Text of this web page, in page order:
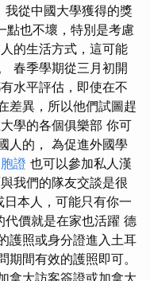
從中國大學獲得的獎
也不壞，特別是考慮
的生活方式，這可能
春季學期從三月初開
水平評估，即使在不
差異，所以他們試圖趕
學的各個俱樂部 你可
人的， 為促進外國學
證 也可以參加私人漢
我們的隊友交談是很
本人，可能只有你一
價就是在家也活躍 德
護照或身分證進入土耳
間有效的護照即可。
拿大訪客簽證或加拿大